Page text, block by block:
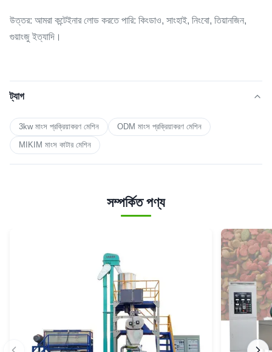
উত্তর: আমরা কন্টেইনার লোড করতে পারি: কিংডাও, সাংহাই, নিংবো, তিয়ানজিন,
গুয়াংজু ইত্যাদি।
ট্যাগ
3kw মাংস প্রক্রিয়াকরণ মেশিন
ODM মাংস প্রক্রিয়াকরণ মেশিন
MIKIM মাংস কাটার মেশিন
সম্পর্কিত পণ্য